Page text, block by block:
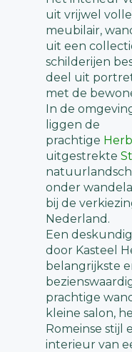
uit vrijwel
meubilair,
uit een
schilderijen
deel uit
met de
In de
liggen de
prachtige
uitgestrekte
onder
bij de
Nederland.
Een
door Kasteel
belangrijkste
prachtige
kleine salon,
Romeinse stijl
interieur van